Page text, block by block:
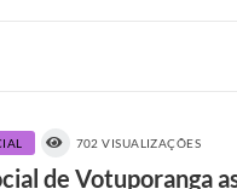
702 VISUALIZAÇÕES
de Votuporanga